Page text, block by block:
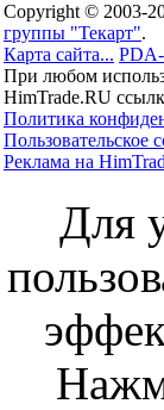
Copyright © 2003-
группы "Текарт".
Карта сайта... PDA-
При любом
HimTrade.RU
Политика
Пользовательское
Реклама на
Для